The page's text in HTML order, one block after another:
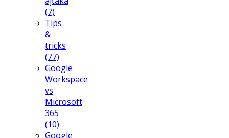
(7)
Tips
&
tricks
(77)
Google
Workspace
vs
Microsoft
365
(10)
Google